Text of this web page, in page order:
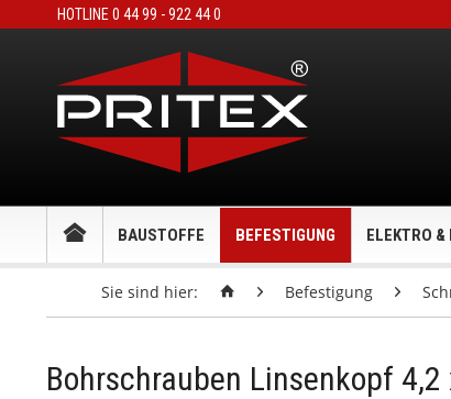
HOTLINE 0 44 99 - 922 44 0
BAUSTOFFE BEFESTIGUNG ELEKTRO &
Sie sind hier: Befestigung
Bohrschrauben Linsenkopf